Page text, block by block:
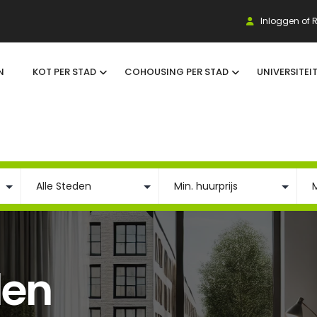
Inloggen of
KOT PER STAD COHOUSING PER STAD